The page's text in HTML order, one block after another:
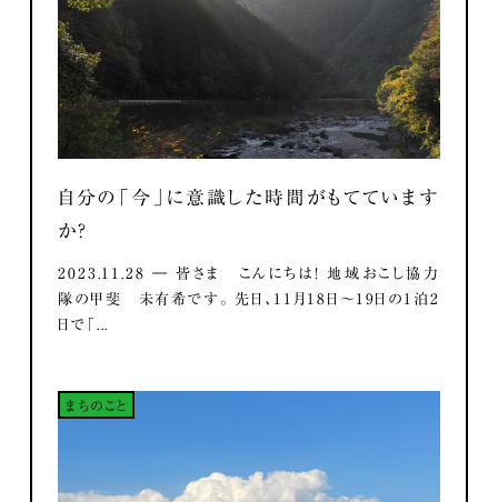
自分の「今」に意識した時間がもてています
か？
2023.11.28 ― 皆さま こんにちは！ 地域おこし協力
隊の甲斐 未有希です。 先日、11月18日～19日の1泊2
日で「...
まちのこと